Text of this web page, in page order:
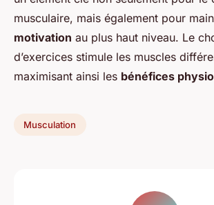
musculaire, mais également pour
motivation au plus haut niveau. Le
d’exercices stimule les muscles
maximisant ainsi les bénéfices
Musculation